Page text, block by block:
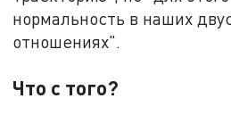
нормальность в наших
отношениях".
Что с того?